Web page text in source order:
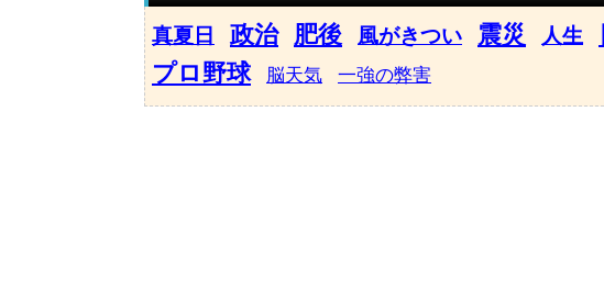
真夏日 政治 肥後 風がきつい 震災 人生
プロ野球
脳天気 一強の弊害